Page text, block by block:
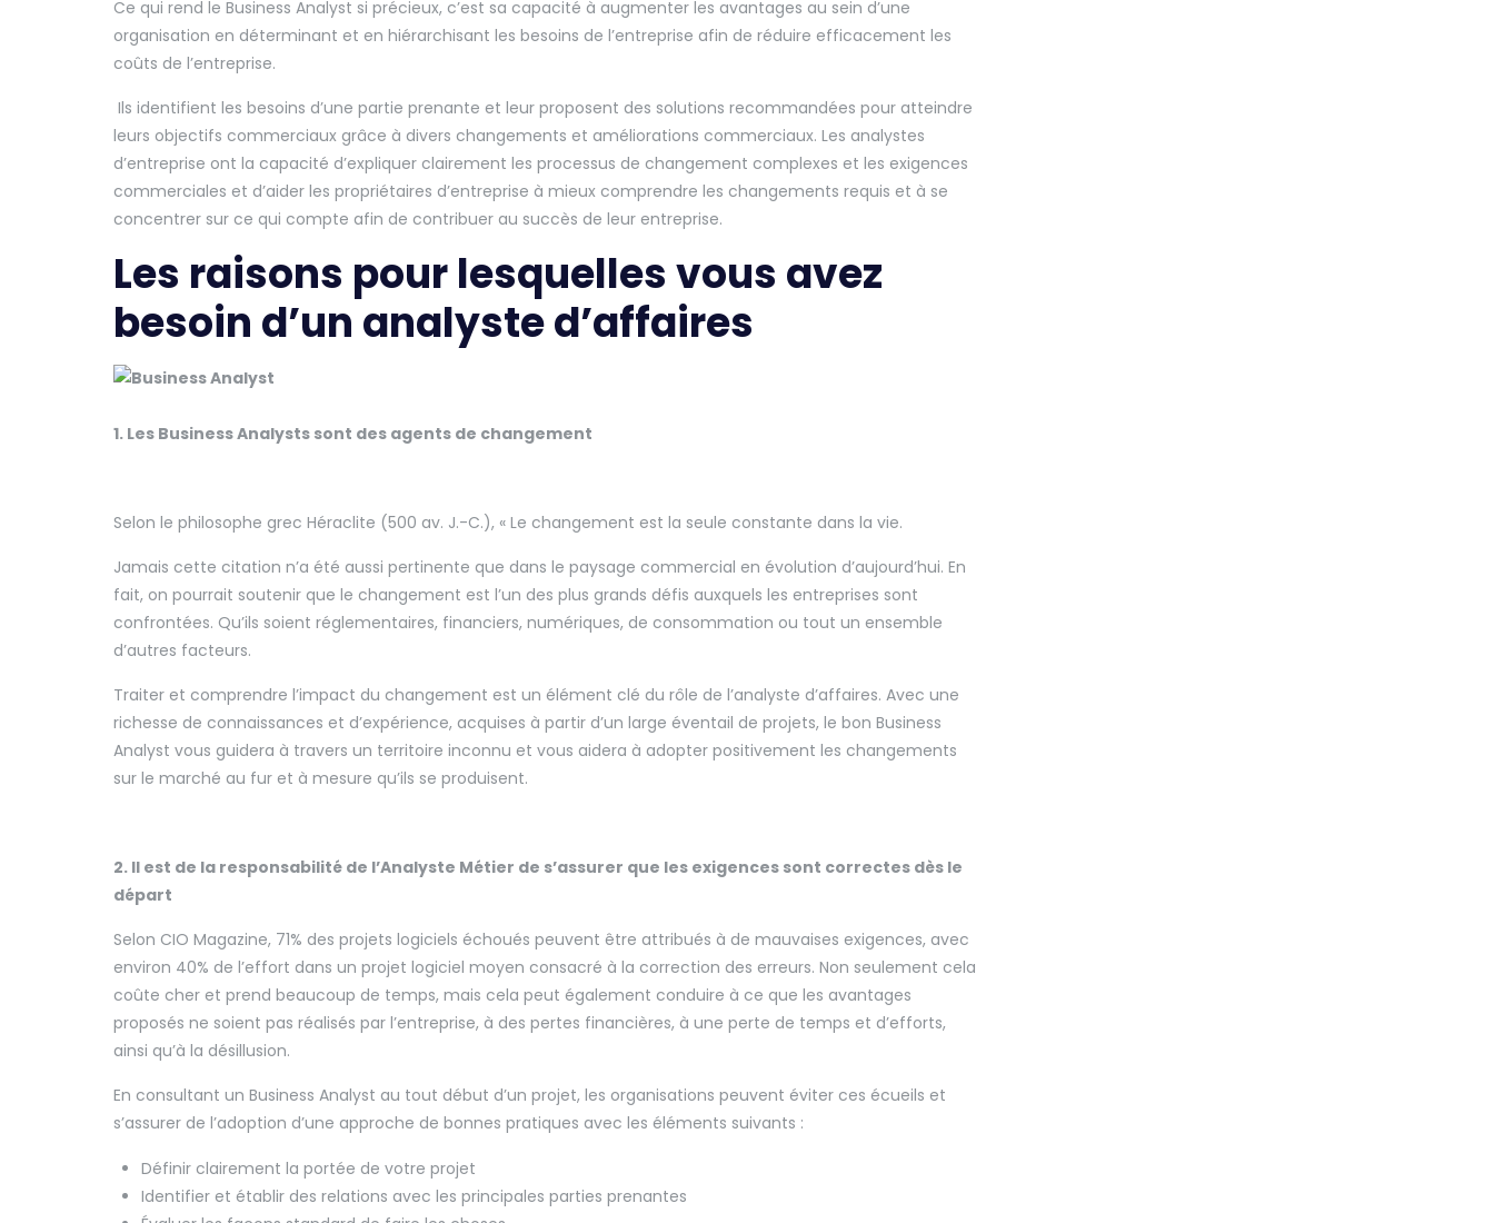
Ce qui rend le Business Analyst si précieux, c’est sa capacité à augmenter les avantages au sein d’une
organisation en déterminant et en hiérarchisant les besoins de l’entreprise afin de réduire efficacement les
coûts de l’entreprise.
Ils identifient les besoins d’une partie prenante et leur proposent des solutions recommandées pour atteindre
leurs objectifs commerciaux grâce à divers changements et améliorations commerciaux. Les analystes
d’entreprise ont la capacité d’expliquer clairement les processus de changement complexes et les exigences
commerciales et d’aider les propriétaires d’entreprise à mieux comprendre les changements requis et à se
concentrer sur ce qui compte afin de contribuer au succès de leur entreprise.
Les raisons pour lesquelles vous avez
besoin d’un analyste d’affaires
1. Les Business Analysts sont des agents de changement
Selon le philosophe grec Héraclite (500 av. J.-C.), « Le changement est la seule constante dans la vie.
Jamais cette citation n’a été aussi pertinente que dans le paysage commercial en évolution d’aujourd’hui. En
fait, on pourrait soutenir que le changement est l’un des plus grands défis auxquels les entreprises sont
confrontées. Qu’ils soient réglementaires, financiers, numériques, de consommation ou tout un ensemble
d’autres facteurs.
Traiter et comprendre l’impact du changement est un élément clé du rôle de l’analyste d’affaires. Avec une
richesse de connaissances et d’expérience, acquises à partir d’un large éventail de projets, le bon Business
Analyst vous guidera à travers un territoire inconnu et vous aidera à adopter positivement les changements
sur le marché au fur et à mesure qu’ils se produisent.
2. Il est de la responsabilité de l’Analyste Métier de s’assurer que les exigences sont correctes dès le
départ
Selon CIO Magazine, 71% des projets logiciels échoués peuvent être attribués à de mauvaises exigences, avec
environ 40% de l’effort dans un projet logiciel moyen consacré à la correction des erreurs. Non seulement cela
coûte cher et prend beaucoup de temps, mais cela peut également conduire à ce que les avantages
proposés ne soient pas réalisés par l’entreprise, à des pertes financières, à une perte de temps et d’efforts,
ainsi qu’à la désillusion.
En consultant un Business Analyst au tout début d’un projet, les organisations peuvent éviter ces écueils et
s’assurer de l’adoption d’une approche de bonnes pratiques avec les éléments suivants :
Définir clairement la portée de votre projet
Identifier et établir des relations avec les principales parties prenantes